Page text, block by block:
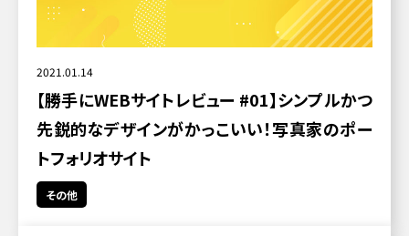
2021.01.14
【勝手にWEBサイトレビュー #01】シンプルかつ
先鋭的なデザインがかっこいい！写真家のポー
トフォリオサイト
その他